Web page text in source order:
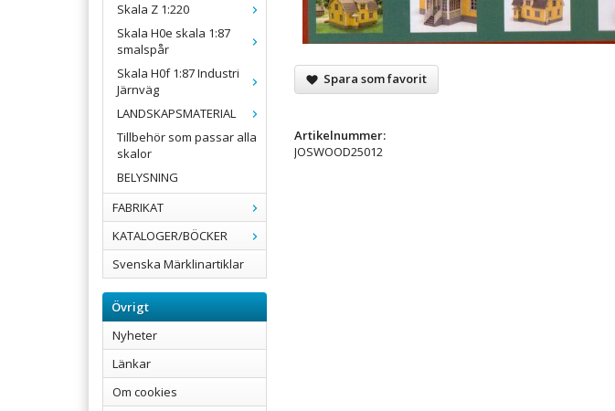
Skala Z 1:220
Skala H0e skala 1:87
smalspår
Skala H0f 1:87 Industri
Järnväg
LANDSKAPSMATERIAL
Tillbehör som passar alla
skalor
BELYSNING
FABRIKAT
KATALOGER/BÖCKER
Svenska Märklinartiklar
Övrigt
Nyheter
Länkar
Om cookies
Spara som favorit
Artikelnummer:
JOSWOOD25012